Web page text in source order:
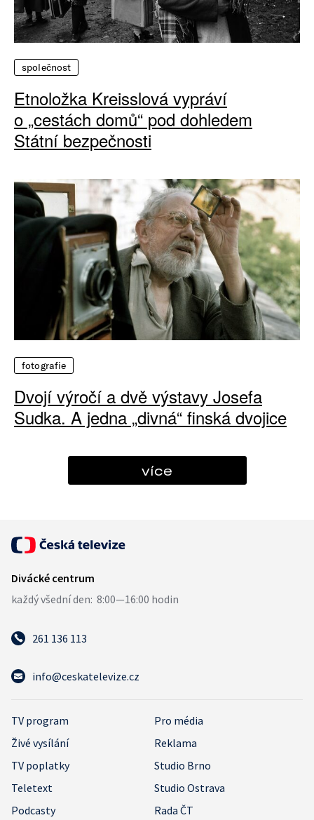
společnost
Etnoložka Kreisslová vypráví
o „cestách domů“ pod dohledem
Státní bezpečnosti
fotografie
Dvojí výročí a dvě výstavy Josefa
Sudka. A jedna „divná“ finská dvojice
více
261 136 113
info@ceskatelevize.cz
TV program
Pro média
Živé vysílání
Reklama
TV poplatky
Studio Brno
Teletext
Studio Ostrava
Podcasty
Rada ČT